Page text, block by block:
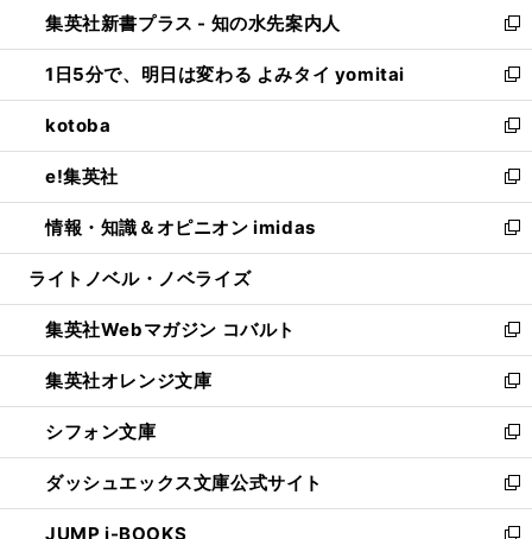
く
ド
ウ
で
開
く
ィ
ン
ド
ウ
で
開
く
い
ウ
ィ
ン
ド
ウ
で
開
く
集英社新書プラス - 知の水先案内人
新
し
い
ウ
ィ
ン
ド
ウ
で
開
1日5分で、明日は変わる よみタイ yomitai
新
し
い
ウ
ィ
ン
ド
ウ
開
く
kotoba
新
し
い
ウ
ィ
ン
ウ
で
開
く
e!集英社
新
し
い
ウ
ン
ド
ウ
で
開
く
情報・知識＆オピニオン imidas
新
し
ウ
ィ
ン
ド
ウ
で
開
く
ライトノベル・ノベライズ
集英社Webマガジン コバルト
新
し
い
ウ
ィ
ン
ド
ウ
で
集英社オレンジ文庫
新
し
い
ウ
ィ
ン
シフォン文庫
新
し
い
ウ
ダッシュエックス文庫公式サイト
新
し
JUMP j-BOOKS